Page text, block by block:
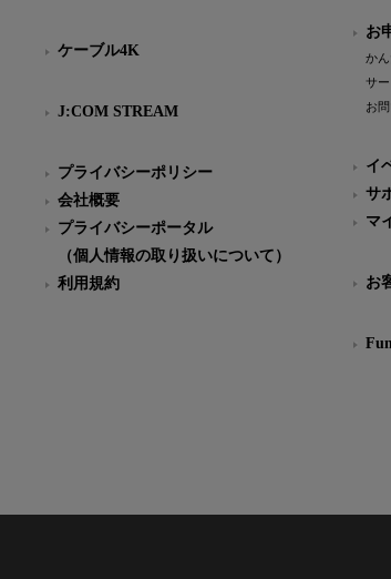
ケーブル4K
J:COM STREAM
プライバシーポリシー
会社概要
プライバシーポータル
（個人情報の取り扱いについて）
利用規約
お
か
サ
お
イ
サ
マ
お